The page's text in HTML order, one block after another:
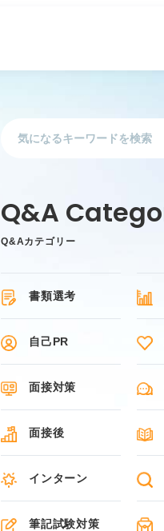
Q&Aカテゴリー
書類選考
自己PR
面接対策
面接後
インターン
筆記試験対策